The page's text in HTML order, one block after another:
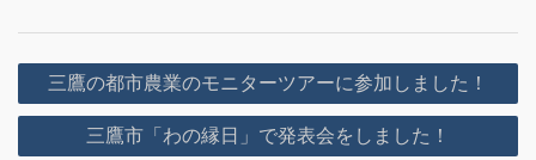
投
稿
三鷹の都市農業のモニターツアーに参加しました！
三鷹市「わの縁日」で発表会をしました！